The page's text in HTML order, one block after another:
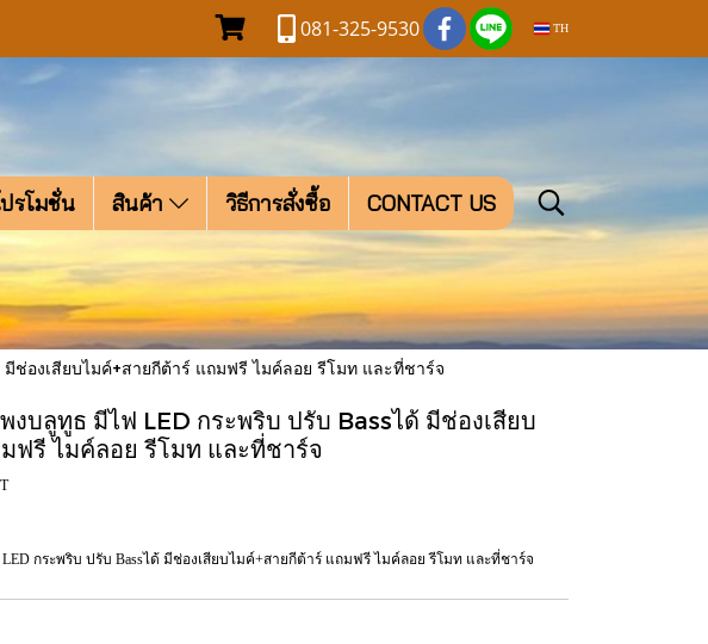
081-325-9530 TH
รโมชั่น สินค้า วิธีการสั่งซื้อ CONTACT US
องเสียบไมค์+สายกีต้าร์ แถมฟรี ไมค์ลอย รีโมท และที่ชาร์จ
งบลูทูธ มีไฟ LED กระพริบ ปรับ Bassได้ มีช่องเสียบ
ฟรี ไมค์ลอย รีโมท และที่ชาร์จ
กระพริบ ปรับ Bassได้ มีช่องเสียบไมค์+สายกีต้าร์ แถมฟรี ไมค์ลอย รีโมท และที่ชาร์จ